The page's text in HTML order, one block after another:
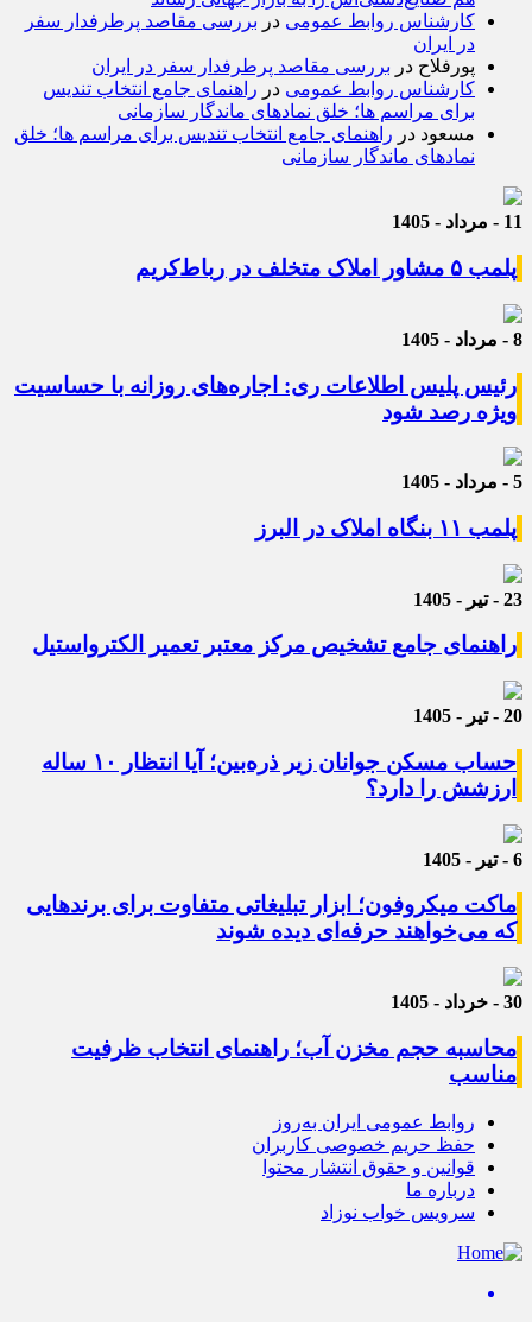
کارشناس روابط عمومی در بررسی مقاصد پرطرفدار سفر
در ایران
پورفلاح در بررسی مقاصد پرطرفدار سفر در ایران
کارشناس روابط عمومی در راهنمای جامع انتخاب تندیس
برای مراسم ها؛ خلق نمادهای ماندگار سازمانی
مسعود در راهنمای جامع انتخاب تندیس برای مراسم ها؛ خلق
نمادهای ماندگار سازمانی
11 - مرداد - 1405
پلمب ۵ مشاور املاک متخلف در رباط‌کریم
8 - مرداد - 1405
رئیس پلیس اطلاعات ری: اجاره‌های روزانه با حساسیت
ویژه رصد شود
5 - مرداد - 1405
پلمب ۱۱ بنگاه املاک در البرز
23 - تیر - 1405
راهنمای جامع تشخیص مرکز معتبر تعمیر الکترواستیل
20 - تیر - 1405
حساب مسکن جوانان زیر ذره‌بین؛ آیا انتظار ۱۰ ساله
ارزشش را دارد؟
6 - تیر - 1405
ماکت میکروفون؛ ابزار تبلیغاتی متفاوت برای برندهایی
که می‌خواهند حرفه‌ای دیده شوند
30 - خرداد - 1405
محاسبه حجم مخزن آب؛ راهنمای انتخاب ظرفیت
مناسب
روابط عمومی ایران به‌روز
حفظ حریم خصوصی کاربران
قوانین و حقوق انتشار محتوا
درباره ما
سرویس خواب نوزاد